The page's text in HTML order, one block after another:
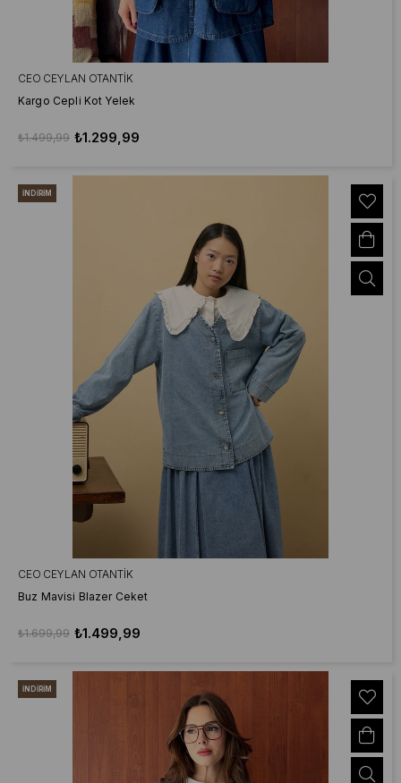
CEO CEYLAN OTANTIK
Kargo Cepli Kot Yelek
₺1.299,99
₺1.499,99
CEO CEYLAN OTANTIK
Buz Mavisi Blazer Ceket
₺1.499,99
₺1.699,99
İNDIRIM
İNDIRIM